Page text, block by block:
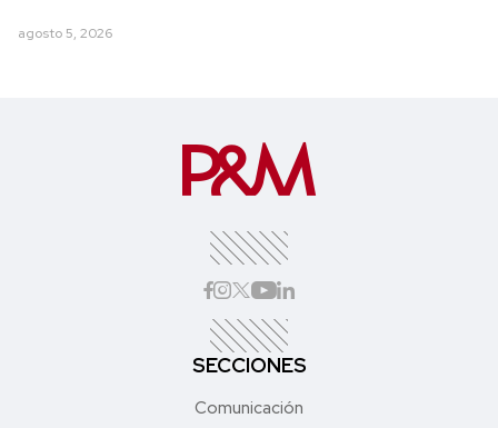
agosto 5, 2026
SECCIONES
Comunicación